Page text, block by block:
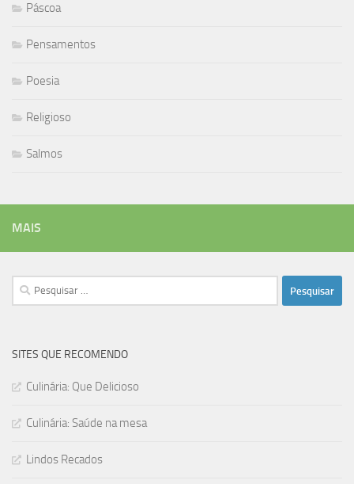
Páscoa
Pensamentos
Poesia
Religioso
Salmos
MAIS
Pesquisar
por:
SITES QUE RECOMENDO
Culinária: Que Delicioso
Culinária: Saúde na mesa
Lindos Recados